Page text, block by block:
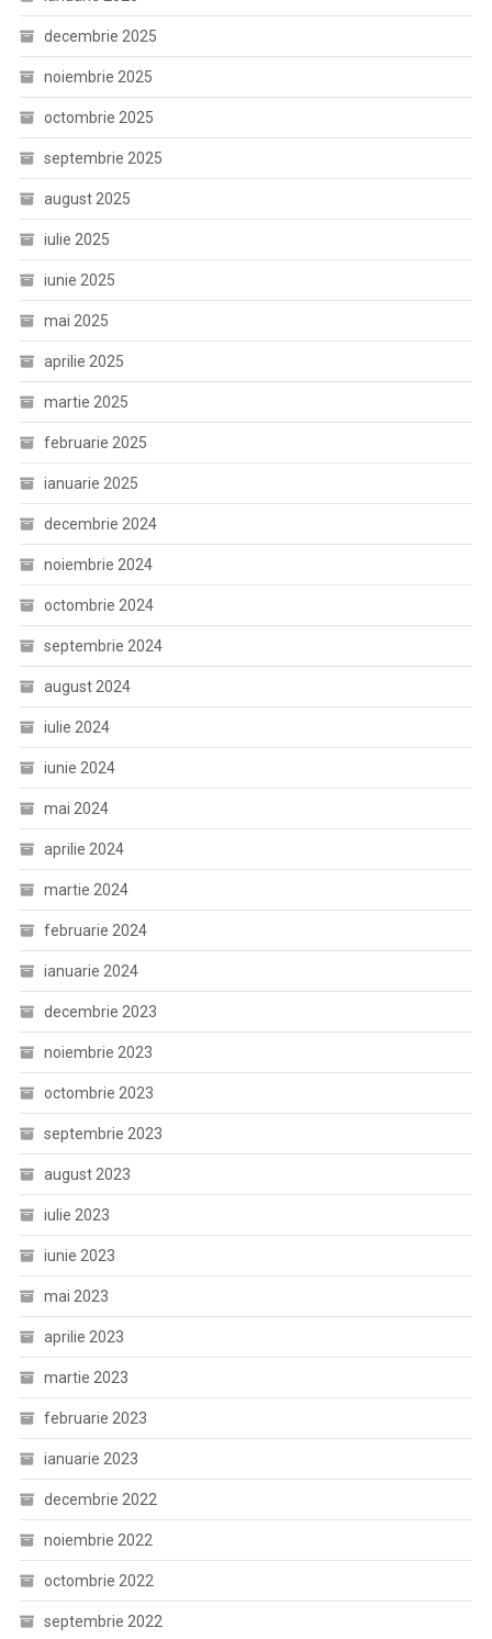
decembrie 2025
noiembrie 2025
octombrie 2025
septembrie 2025
august 2025
iulie 2025
iunie 2025
mai 2025
aprilie 2025
martie 2025
februarie 2025
ianuarie 2025
decembrie 2024
noiembrie 2024
octombrie 2024
septembrie 2024
august 2024
iulie 2024
iunie 2024
mai 2024
aprilie 2024
martie 2024
februarie 2024
ianuarie 2024
decembrie 2023
noiembrie 2023
octombrie 2023
septembrie 2023
august 2023
iulie 2023
iunie 2023
mai 2023
aprilie 2023
martie 2023
februarie 2023
ianuarie 2023
decembrie 2022
noiembrie 2022
octombrie 2022
septembrie 2022